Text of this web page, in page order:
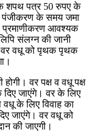
शपथ पत्र 50 रुपए के
पंजीकरण के समय जमा
प्रमाणीकरण आवश्यक
संलग्न की जानी
वर वधू को पृथक पृथक
वर पक्ष व वधू पक्ष
जाएंगे। वर के लिए
वधू के लिए विवाह का
जाएंगे। वर वधू को
की जाएगी।